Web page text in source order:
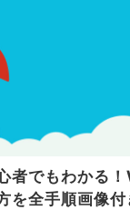
者でもわかる
を全手順画像付